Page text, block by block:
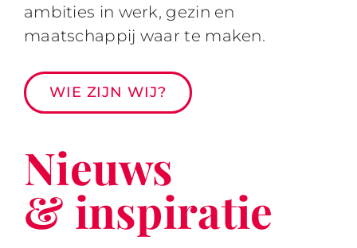
ambities in werk, gezin en
maatschappij waar te maken.
WIE ZIJN WIJ?
Nieuws
& inspiratie